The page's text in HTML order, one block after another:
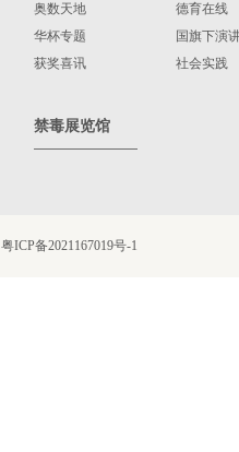
奥数天地
华杯专题
获奖喜讯
德育在线
国旗下演
社会实践
禁毒展览馆
粤ICP备2021167019号-1